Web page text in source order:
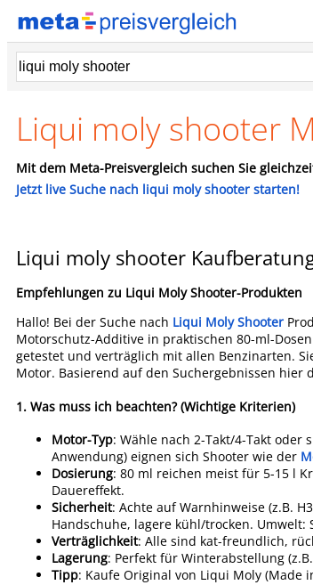
Liqui moly shooter
Mit dem Meta-Preisvergleich suchen Sie
Jetzt live Suche nach liqui moly shooter starten!
Liqui moly shooter
Empfehlungen zu Liqui Moly Shooter-Produkten
Hallo! Bei der Suche nach Liqui Moly Shooter
Motorschutz-Additive in praktischen 80-ml-
getestet und verträglich mit allen Benzinarten.
Motor. Basierend auf den Suchergebnissen hier
1. Was muss ich beachten? (Wichtige Kriterien)
Motor-Typ: Wähle nach 2-Takt/4-Takt oder
Anwendung) eignen sich Shooter wie der
Dosierung: 80 ml reichen meist für 5-15 l
Dauereffekt.
Sicherheit: Achte auf Warnhinweise (z.B.
Handschuhe, lagere kühl/trocken. Umwelt:
Verträglichkeit: Alle sind kat-freundlich,
Lagerung: Perfekt für Winterabstellung (z.B.
Tipp: Kaufe Original von Liqui Moly (Made